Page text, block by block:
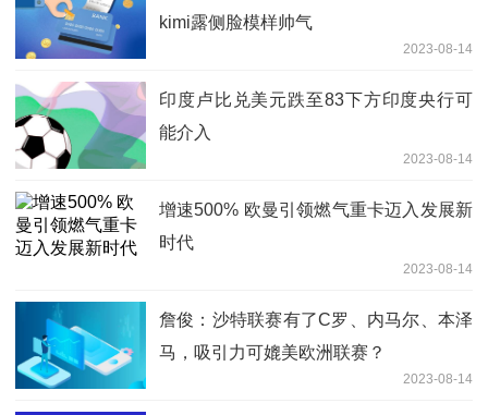
kimi露侧脸模样帅气
2023-08-14
印度卢比兑美元跌至83下方印度央行可
能介入
2023-08-14
增速500% 欧曼引领燃气重卡迈入发展新
时代
2023-08-14
詹俊：沙特联赛有了C罗、内马尔、本泽
马，吸引力可媲美欧洲联赛？
2023-08-14